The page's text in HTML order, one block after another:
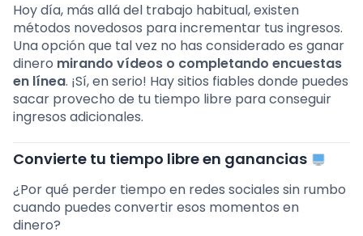
Hoy día, más allá del trabajo habitual, existen
métodos novedosos para incrementar tus ingresos.
Una opción que tal vez no has considerado es ganar
dinero mirando vídeos o completando encuestas
en línea. ¡Sí, en serio! Hay sitios fiables donde puedes
sacar provecho de tu tiempo libre para conseguir
ingresos adicionales.
Convierte tu tiempo libre en ganancias
¿Por qué perder tiempo en redes sociales sin rumbo
cuando puedes convertir esos momentos en
dinero?